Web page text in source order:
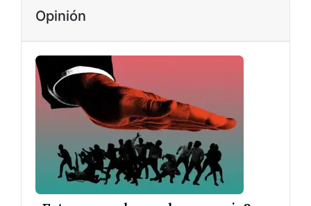
Opinión